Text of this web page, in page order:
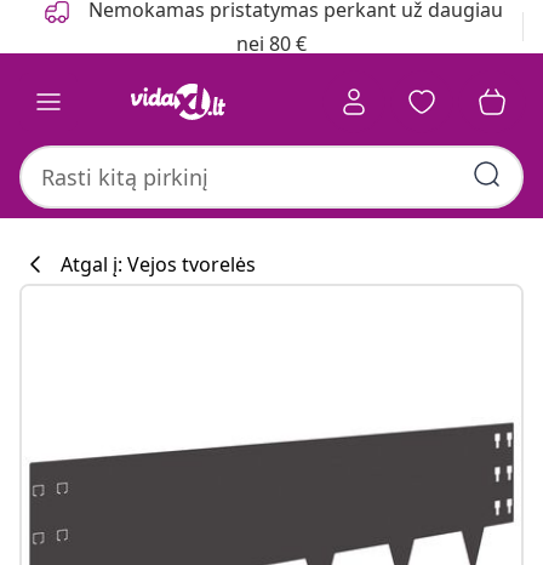
Nemokamas pristatymas perkant už daugiau
nei 80 €
Atgal į: Vejos tvorelės